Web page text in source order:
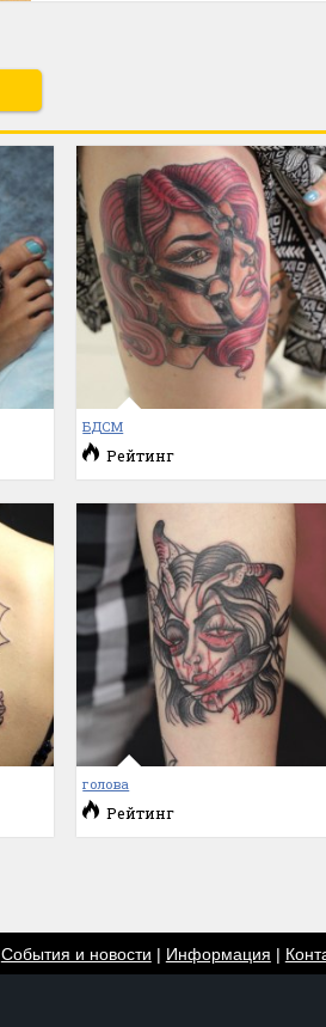
БДСМ
Рейтинг
голова
Рейтинг
События и новости | Информация |